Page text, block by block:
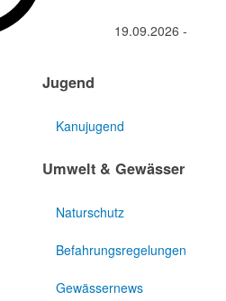
19.09.2026 -
Jugend
Kanujugend
Umwelt & Gewässer
Naturschutz
Befahrungsregelungen
Gewässernews